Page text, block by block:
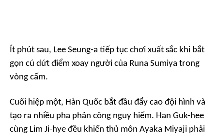
Ít phút sau, Lee Seung-a tiếp tục chơi xuất sắc khi bắt
gọn cú dứt điểm xoay người của Runa Sumiya trong
vòng cấm.
Cuối hiệp một, Hàn Quốc bắt đầu đẩy cao đội hình và
tạo ra nhiều pha phản công nguy hiểm. Han Guk-hee
cùng Lim Ji-hye đều khiến thủ môn Ayaka Miyaji phải